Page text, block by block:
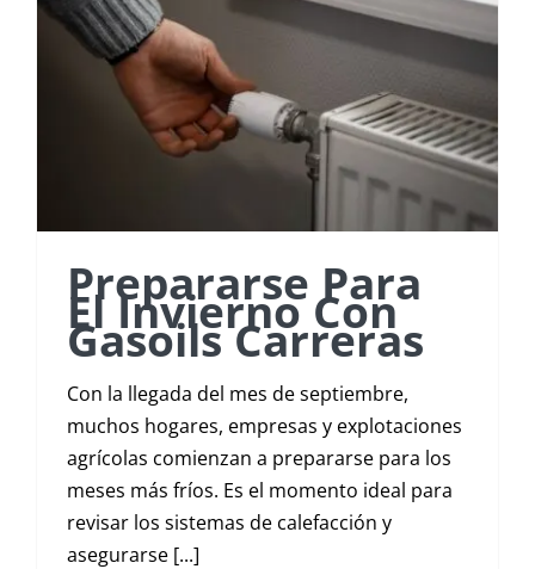
Prepararse Para
El Invierno Con
Gasoils Carreras
Con la llegada del mes de septiembre,
muchos hogares, empresas y explotaciones
agrícolas comienzan a prepararse para los
meses más fríos. Es el momento ideal para
revisar los sistemas de calefacción y
asegurarse [...]